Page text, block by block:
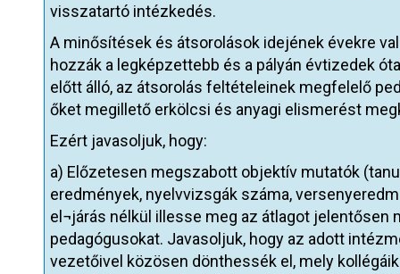
visszatartó intézkedés.
A minősítések és átsorolások idejének évekre
hozzák a legképzettebb és a pályán évtizedek
előtt álló, az átsorolás feltételeinek megfelelő
őket megillető erkölcsi és anyagi elismerést
Ezért javasoljuk, hogy:
a) Előzetesen megszabott objektív mutatók
eredmények, nyelvvizsgák száma,
el¬járás nélkül illesse meg az átlagot
pedagógusokat. Javasoljuk, hogy az adott
vezetőivel közösen dönthessék el, mely